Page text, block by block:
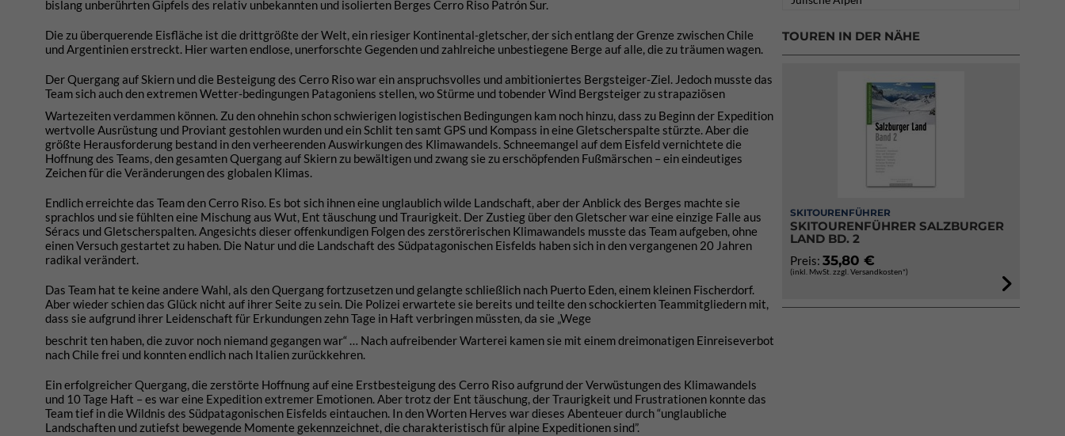
bislang unberührten Gipfels des relativ unbekannten und isolierten Berges Cerro Riso Patrón Sur.
Die zu überquerende Eisfläche ist die drittgrößte der Welt, ein riesiger Kontinental-gletscher, der sich entlang der Grenze zwischen Chile
und Argentinien erstreckt. Hier warten endlose, unerforschte Gegenden und zahlreiche unbestiegene Berge auf alle, die zu träumen wagen.
Der Quergang auf Skiern und die Besteigung des Cerro Riso war ein anspruchsvolles und ambitioniertes Bergsteiger-Ziel. Jedoch musste das
Team sich auch den extremen Wetter-bedingungen Patagoniens stellen, wo Stürme und tobender Wind Bergsteiger zu strapaziösen
Wartezeiten verdammen können. Zu den ohnehin schon schwierigen logistischen Bedingungen kam noch hinzu, dass zu Beginn der Expedition
wertvolle Ausrüstung und Proviant gestohlen wurden und ein Schlit ten samt GPS und Kompass in eine Gletscherspalte stürzte. Aber die
größte Herausforderung bestand in den verheerenden Auswirkungen des Klimawandels. Schneemangel auf dem Eisfeld vernichtete die
Hoffnung des Teams, den gesamten Quergang auf Skiern zu bewältigen und zwang sie zu erschöpfenden Fußmärschen – ein eindeutiges
Zeichen für die Veränderungen des globalen Klimas.
Endlich erreichte das Team den Cerro Riso. Es bot sich ihnen eine unglaublich wilde Landschaft, aber der Anblick des Berges machte sie
sprachlos und sie fühlten eine Mischung aus Wut, Ent täuschung und Traurigkeit. Der Zustieg über den Gletscher war eine einzige Falle aus
Séracs und Gletscherspalten. Angesichts dieser offenkundigen Folgen des zerstörerischen Klimawandels musste das Team aufgeben, ohne
einen Versuch gestartet zu haben. Die Natur und die Landschaft des Südpatagonischen Eisfelds haben sich in den vergangenen 20 Jahren
radikal verändert.
Das Team hat te keine andere Wahl, als den Quergang fortzusetzen und gelangte schließlich nach Puerto Eden, einem kleinen Fischerdorf.
Aber wieder schien das Glück nicht auf ihrer Seite zu sein. Die Polizei erwartete sie bereits und teilte den schockierten Teammitgliedern mit,
dass sie aufgrund ihrer Leidenschaft für Erkundungen zehn Tage in Haft verbringen müssten, da sie „Wege
beschrit ten haben, die zuvor noch niemand gegangen war“ … Nach aufreibender Warterei kamen sie mit einem dreimonatigen Einreiseverbot
nach Chile frei und konnten endlich nach Italien zurückkehren.
Ein erfolgreicher Quergang, die zerstörte Hoffnung auf eine Erstbesteigung des Cerro Riso aufgrund der Verwüstungen des Klimawandels
und 10 Tage Haft – es war eine Expedition extremer Emotionen. Aber trotz der Ent täuschung, der Traurigkeit und Frustrationen konnte das
Team tief in die Wildnis des Südpatagonischen Eisfelds eintauchen. In den Worten Herves war dieses Abenteuer durch “unglaubliche
Landschaften und zutiefst bewegende Momente gekennzeichnet, die charakteristisch für alpine Expeditionen sind”.
TOUREN IN DER NÄHE
SKITOURENFÜHRER
SKITOURENFÜHRER SALZBURGER
LAND BD. 2
Preis: 35,80 €
(inkl. MwSt. zzgl. Versandkosten*)